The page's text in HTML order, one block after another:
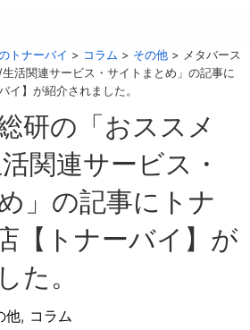
トナーバイ > コラム > その他 > メタバース
活関連サービス・サイトまとめ」の記事に
イ】が紹介されました。
研の「おススメ
関連サービス・
」の記事にトナ
【トナーバイ】が
た。
他, コラム